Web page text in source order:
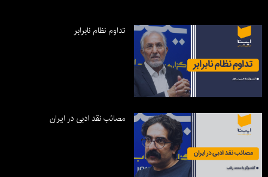
تداوم نظام نابرابر
مصائب نقد ادبی در ایران